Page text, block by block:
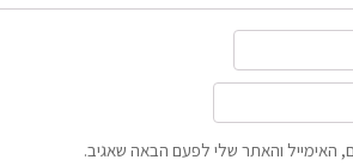
האימייל והאתר שלי לפעם הבאה שאגיב.